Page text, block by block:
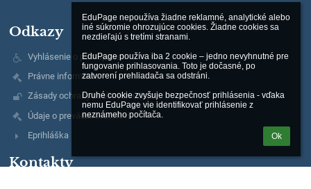
EduPage nepoužíva žiadne reklamné, analytické alebo
iné súkromie ohrozujúce cookies. Žiadne cookies sa
nezdieľajú s tretími stranami.
EduPage používa iba 2 cookie – jedno nevyhnutné pre
fungovanie prihlasovania. Toto je dočasné, po
zatvorení prehliadača sa odstráni.
Druhé cookie zvyšuje bezpečnosť prihlásenia - vďaka
nemu EduPage vie identifikovať prihlásenie z
neznámeho počítača.
Ok
Odkazy
Vyhlásenie o prístupnosti
Právne informácie
Zásady ochrany osobných údajov
Údaje o prevádzkovateľovi
Eprihláška
Kontakty